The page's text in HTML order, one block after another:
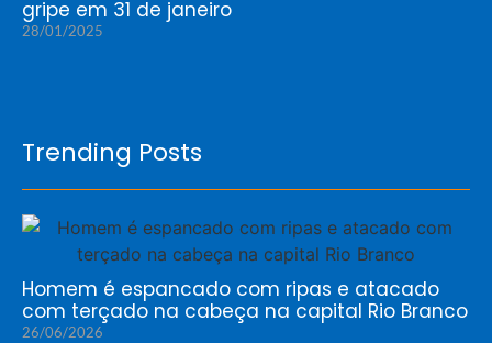
gripe em 31 de janeiro
28/01/2025
Trending Posts
Homem é espancado com ripas e atacado
com terçado na cabeça na capital Rio Branco
26/06/2026